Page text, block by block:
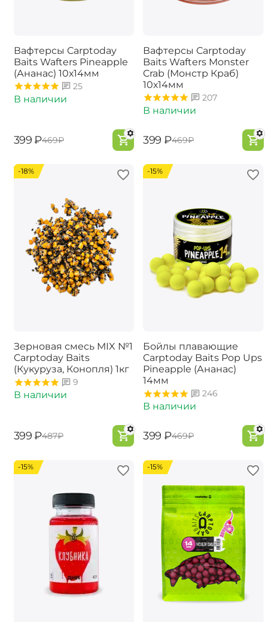
Вафтерсы Carptoday
Baits Wafters Pineapple
(Ананас) 10х14мм
25
В наличии
‍399‍ ₽‍469‍₽
Вафтерсы Carptoday
Baits Wafters Monster
Crab (Монстр Краб)
10х14мм
207
В наличии
‍399‍ ₽‍469‍₽
-18%
Зерновая смесь MIX №1
Carptoday Baits
(Кукуруза, Конопля) 1кг
9
В наличии
‍399‍ ₽‍487‍₽
-15%
Бойлы плавающие
Carptoday Baits Pop Ups
Pineapple (Ананас)
14мм
246
В наличии
‍399‍ ₽‍469‍₽
-15% -15%